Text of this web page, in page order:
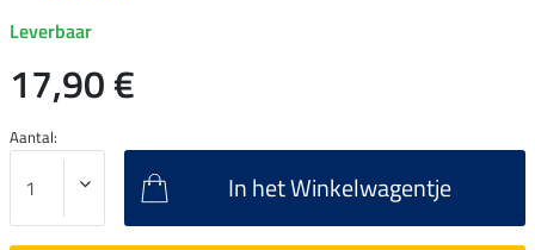
Leverbaar
17,90 €
Aantal:
In het Winkelwagentje